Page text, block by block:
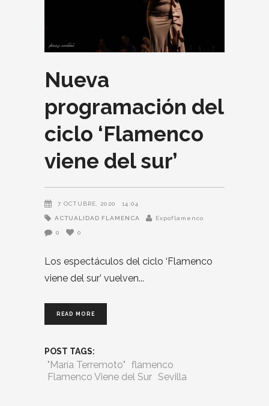
Nueva
programación del
ciclo ‘Flamenco
viene del sur’
7 OCTUBRE, 2020 14:04
ACTUALIDAD FLAMENCA Expoflamenco
0 0
Los espectáculos del ciclo ‘Flamenco
viene del sur’ vuelven
READ MORE
POST TAGS:
"María Terremoto" flamenco
Flamenco Viene del Sur Sevilla